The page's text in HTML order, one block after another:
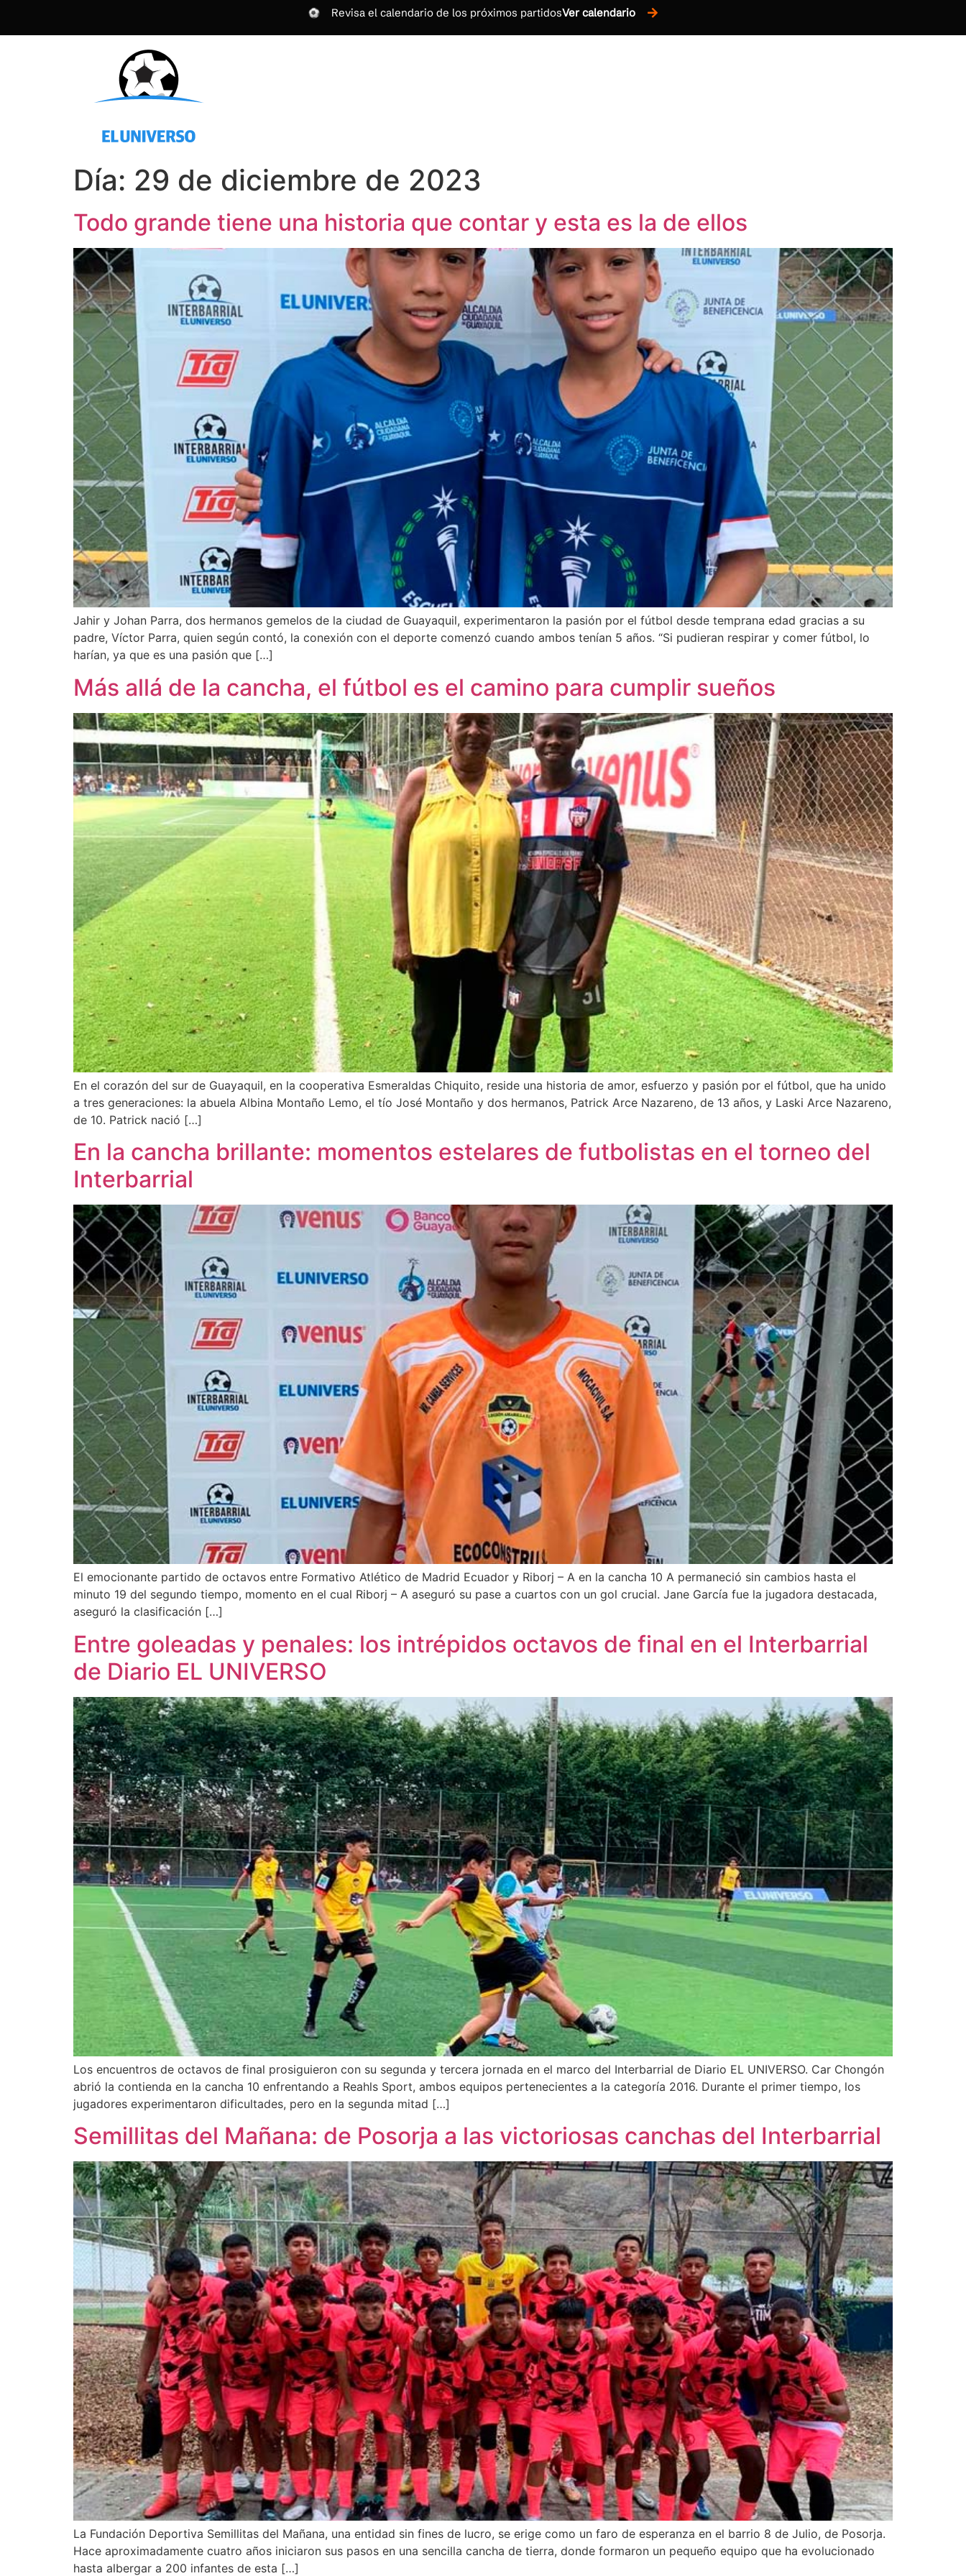
Revisa el calendario de los próximos partidosVer calendario
Día: 29 de diciembre de 2023
Todo grande tiene una historia que contar y esta es la de ellos
Jahir y Johan Parra, dos hermanos gemelos de la ciudad de Guayaquil, experimentaron la pasión por el fútbol desde temprana edad gracias a su
padre, Víctor Parra, quien según contó, la conexión con el deporte comenzó cuando ambos tenían 5 años. “Si pudieran respirar y comer fútbol, lo
harían, ya que es una pasión que […]
Más allá de la cancha, el fútbol es el camino para cumplir sueños
En el corazón del sur de Guayaquil, en la cooperativa Esmeraldas Chiquito, reside una historia de amor, esfuerzo y pasión por el fútbol, que ha unido
a tres generaciones: la abuela Albina Montaño Lemo, el tío José Montaño y dos hermanos, Patrick Arce Nazareno, de 13 años, y Laski Arce Nazareno,
de 10. Patrick nació […]
En la cancha brillante: momentos estelares de futbolistas en el torneo del
Interbarrial
El emocionante partido de octavos entre Formativo Atlético de Madrid Ecuador y Riborj – A en la cancha 10 A permaneció sin cambios hasta el
minuto 19 del segundo tiempo, momento en el cual Riborj – A aseguró su pase a cuartos con un gol crucial. Jane García fue la jugadora destacada,
aseguró la clasificación […]
Entre goleadas y penales: los intrépidos octavos de final en el Interbarrial
de Diario EL UNIVERSO
Los encuentros de octavos de final prosiguieron con su segunda y tercera jornada en el marco del Interbarrial de Diario EL UNIVERSO. Car Chongón
abrió la contienda en la cancha 10 enfrentando a Reahls Sport, ambos equipos pertenecientes a la categoría 2016. Durante el primer tiempo, los
jugadores experimentaron dificultades, pero en la segunda mitad […]
Semillitas del Mañana: de Posorja a las victoriosas canchas del Interbarrial
La Fundación Deportiva Semillitas del Mañana, una entidad sin fines de lucro, se erige como un faro de esperanza en el barrio 8 de Julio, de Posorja.
Hace aproximadamente cuatro años iniciaron sus pasos en una sencilla cancha de tierra, donde formaron un pequeño equipo que ha evolucionado
hasta albergar a 200 infantes de esta […]